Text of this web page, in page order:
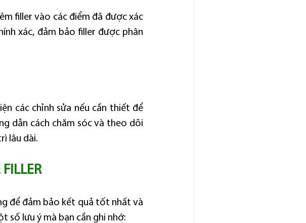
filler vào các điểm đã được xác
xác, đảm bảo filler được phân
các chỉnh sửa nếu cần thiết để
dẫn cách chăm sóc và theo dõi
lâu dài.
để đảm bảo kết quả tốt nhất và
số lưu ý mà bạn cần ghi nhớ: